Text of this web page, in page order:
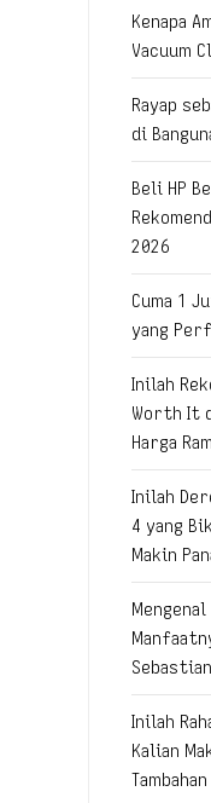
Kenapa
Vacuum
Rayap
di
Beli HP
2026
Cuma 1
yang
Inilah
Worth It
Harga
Inilah
4 yang
Makin
Inilah
Kalian
Tambahan